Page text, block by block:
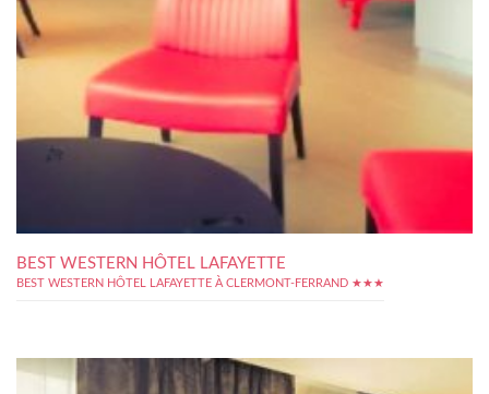
BEST WESTERN HÔTEL LAFAYETTE
BEST WESTERN HÔTEL LAFAYETTE À CLERMONT-FERRAND ★★★